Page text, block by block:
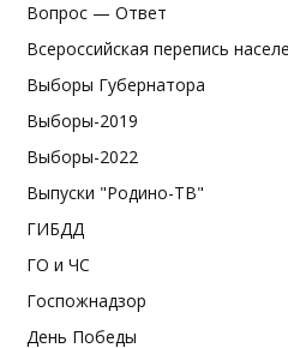
Вопрос — Ответ
Всероссийская перепись
Выборы Губернатора
Выборы-2019
Выборы-2022
Выпуски "Родино-ТВ"
ГИБДД
ГО и ЧС
Госпожнадзор
День Победы